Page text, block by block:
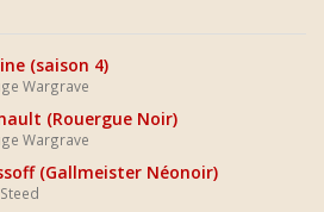
(saison 4)
Wargrave
(Rouergue Noir)
Wargrave
(Gallmeister Néonoir)